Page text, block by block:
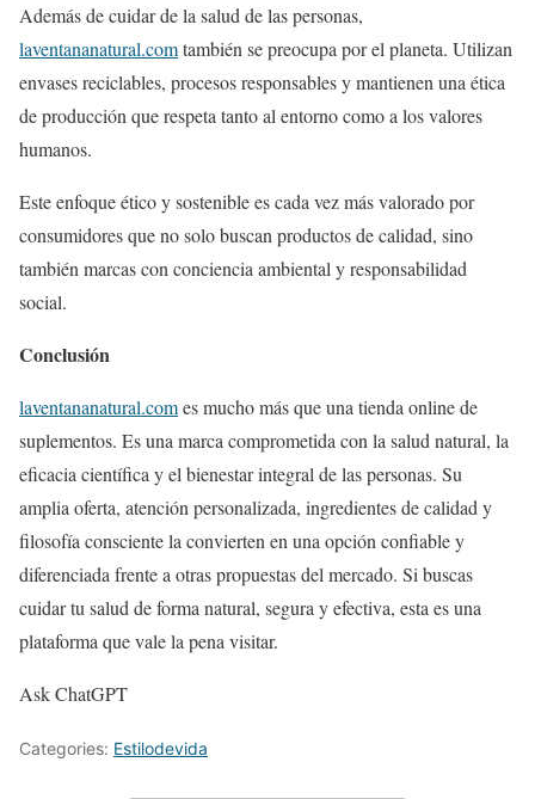
Además de cuidar de la salud de las personas,
laventananatural.comtambién se preocupa por el planeta. Utilizan
envases reciclables, procesos responsables y mantienen una ética
de producción que respeta tanto al entorno como a los valores
humanos.
Este enfoque ético y sostenible es cada vez más valorado por
consumidores que no solo buscan productos de calidad, sino
también marcas con conciencia ambiental y responsabilidad
social.
Conclusión
laventananatural.comes mucho más que una tienda online de
suplementos. Es una marca comprometida con la salud natural, la
eficacia científica y el bienestar integral de las personas. Su
amplia oferta, atención personalizada, ingredientes de calidad y
filosofía consciente la convierten en una opción confiable y
diferenciada frente a otras propuestas del mercado. Si buscas
cuidar tu salud de forma natural, segura y efectiva, esta es una
plataforma que vale la pena visitar.
Ask ChatGPT
Categories: Estilodevida